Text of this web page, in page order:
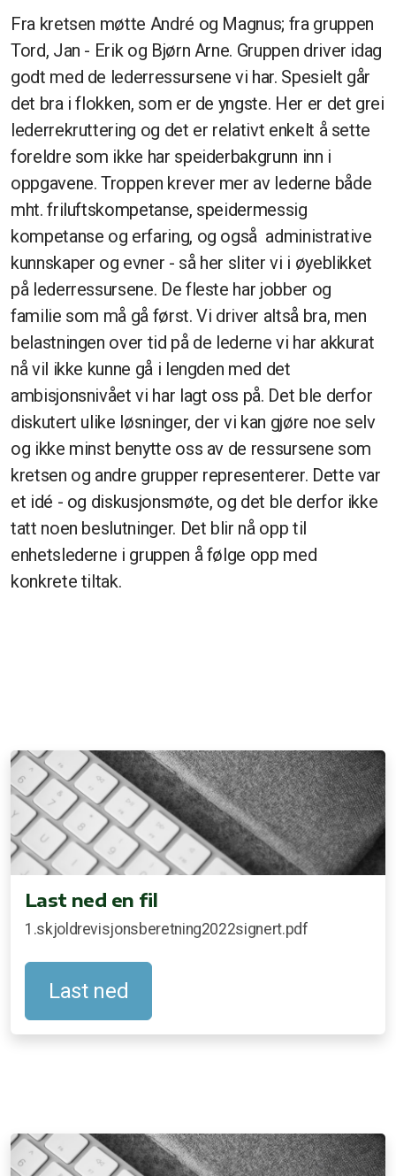
Fra kretsen møtte André og Magnus; fra gruppen
Tord, Jan - Erik og Bjørn Arne. Gruppen driver idag
godt med de lederressursene vi har. Spesielt går
det bra i flokken, som er de yngste. Her er det grei
lederrekruttering og det er relativt enkelt å sette
foreldre som ikke har speiderbakgrunn inn i
oppgavene. Troppen krever mer av lederne både
mht. friluftskompetanse, speidermessig
kompetanse og erfaring, og også administrative
kunnskaper og evner - så her sliter vi i øyeblikket
på lederressursene. De fleste har jobber og
familie som må gå først. Vi driver altså bra, men
belastningen over tid på de lederne vi har akkurat
nå vil ikke kunne gå i lengden med det
ambisjonsnivået vi har lagt oss på. Det ble derfor
diskutert ulike løsninger, der vi kan gjøre noe selv
og ikke minst benytte oss av de ressursene som
kretsen og andre grupper representerer. Dette var
et idé - og diskusjonsmøte, og det ble derfor ikke
tatt noen beslutninger. Det blir nå opp til
enhetslederne i gruppen å følge opp med
konkrete tiltak.
Last ned en fil
1.skjoldrevisjonsberetning2022signert.pdf
Last ned